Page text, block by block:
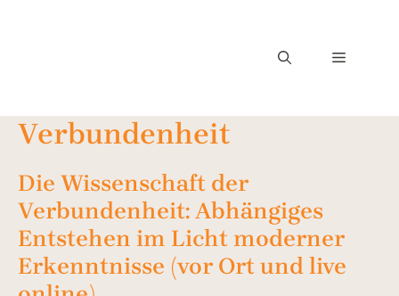
Verbundenheit
Die Wissenschaft der
Verbundenheit: Abhängiges
Entstehen im Licht moderner
Erkenntnisse (vor Ort und live